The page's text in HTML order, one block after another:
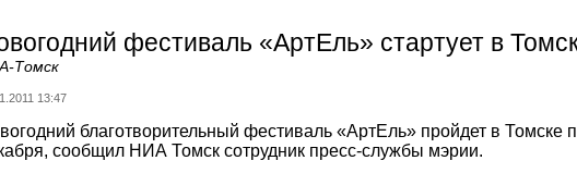
фестиваль «АртЕль» стартует в
Томск
13:47
благотворительный фестиваль «АртЕль» пройдет в Томске
сообщил НИА Томск сотрудник пресс-службы мэрии.